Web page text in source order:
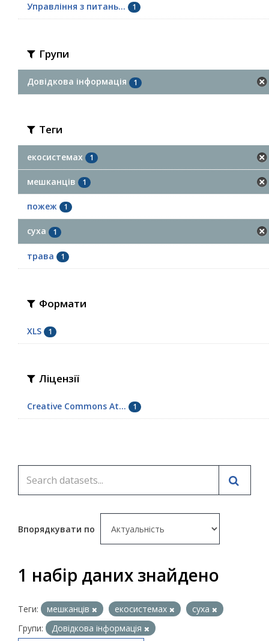
Управління з питань... 1
Групи
Довідкова інформація 1
Теги
екосистемах 1
мешканців 1
пожеж 1
суха 1
трава 1
Формати
XLS 1
Ліцензії
Creative Commons At... 1
Впорядкувати по
1 набір даних знайдено
Теги: мешканців екосистемах
суха
Групи:
Довідкова інформація